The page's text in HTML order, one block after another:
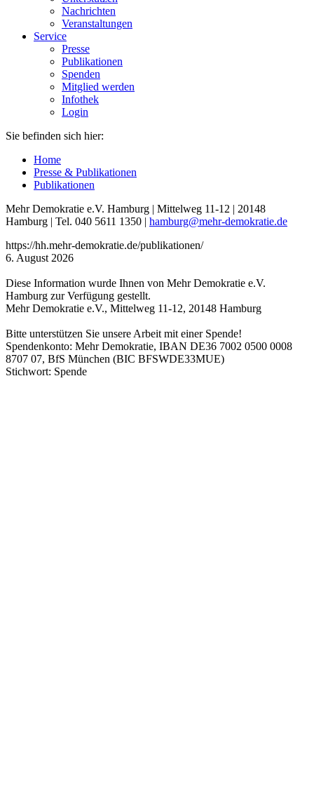
Nachrichten
Veranstaltungen
Service
Presse
Publikationen
Spenden
Mitglied werden
Infothek
Login
Sie befinden sich hier:
Home
Presse & Publikationen
Publikationen
Mehr Demokratie e.V. Hamburg | Mittelweg 11-12 | 20148
Hamburg | Tel. 040 5611 1350 | hamburg@mehr-demokratie.de
https://hh.mehr-demokratie.de/publikationen/
6. August 2026
Diese Information wurde Ihnen von Mehr Demokratie e.V.
Hamburg zur Verfügung gestellt.
Mehr Demokratie e.V., Mittelweg 11-12, 20148 Hamburg
Bitte unterstützen Sie unsere Arbeit mit einer Spende!
Spendenkonto: Mehr Demokratie, IBAN DE36 7002 0500 0008
8707 07, BfS München (BIC BFSWDE33MUE)
Stichwort: Spende